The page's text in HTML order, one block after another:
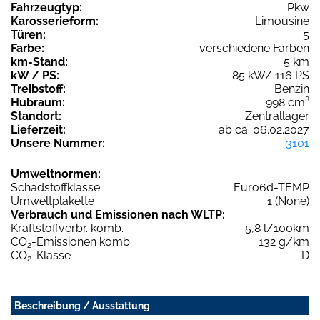
Fahrzeugtyp:
Pkw
Karosserieform:
Limousine
Türen:
5
Farbe:
verschiedene Farben
km-Stand:
5 km
kW / PS:
85 kW/ 116 PS
Treibstoff:
Benzin
Hubraum:
998 cm³
Standort:
Zentrallager
Lieferzeit:
ab ca. 06.02.2027
Unsere Nummer:
3101
Umweltnormen:
Schadstoffklasse
Euro6d-TEMP
Umweltplakette
1 (None)
Verbrauch und Emissionen nach WLTP:
Kraftstoffverbr. komb.
5,8 l/100km
CO2-Emissionen komb.
132 g/km
CO2-Klasse D
Beschreibung / Ausstattung